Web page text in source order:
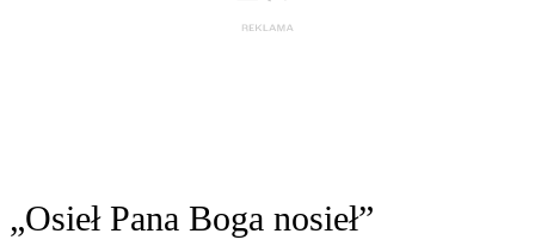
„Osieł Pana Boga nosieł”